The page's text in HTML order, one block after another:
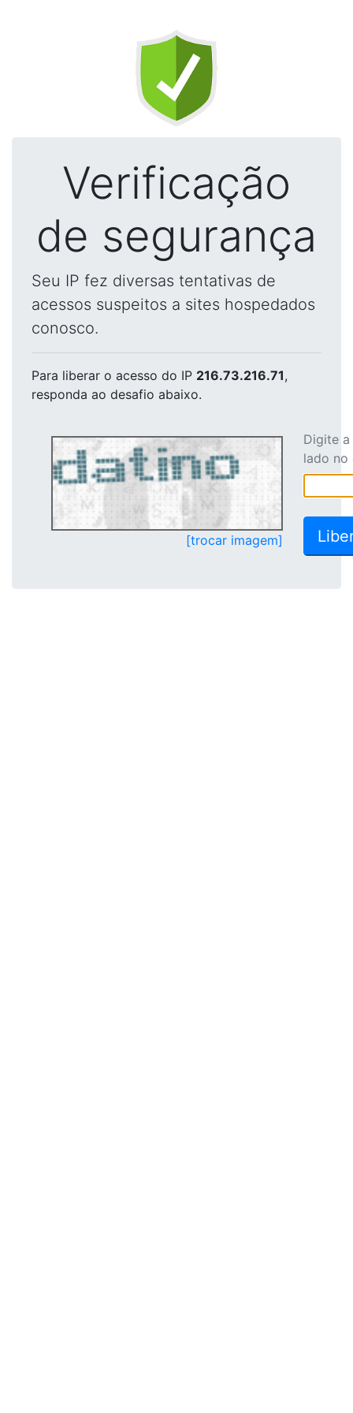
Verificação
de segurança
Seu IP fez diversas tentativas de
acessos suspeitos a sites hospedados
conosco.
Para liberar o acesso do IP 216.73.216.71,
responda ao desafio abaixo.
[trocar imagem]
Digite
lado no